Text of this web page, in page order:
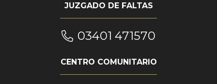
JUZGADO DE FALTAS
03401 471570
CENTRO COMUNITARIO